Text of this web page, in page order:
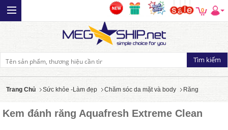
0
Trang Chủ Sức khỏe -Làm đẹp Chăm sóc da mặt và body Răng
Kem đánh răng Aquafresh Extreme Clean